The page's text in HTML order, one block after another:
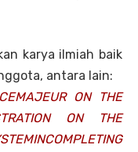
karya ilmiah baik
antara lain:
ON THE
ON THE